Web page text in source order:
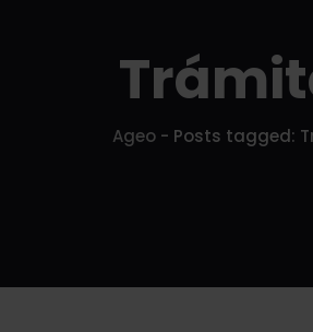
Ageo- Posts tagged: